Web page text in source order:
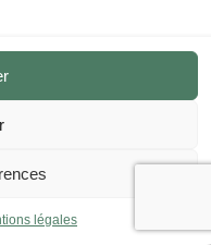
légales